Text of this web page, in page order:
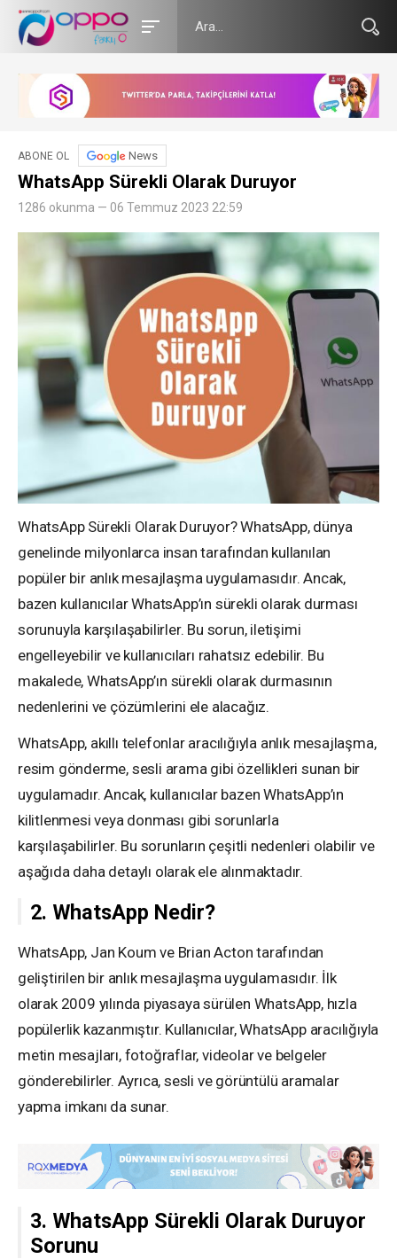
ABONE OL News
WhatsApp Sürekli Olarak Duruyor
1286 okunma — 06 Temmuz 2023 22:59
WhatsApp Sürekli Olarak Duruyor? WhatsApp, dünya
genelinde milyonlarca insan tarafından kullanılan
popüler bir anlık mesajlaşma uygulamasıdır. Ancak,
bazen kullanıcılar WhatsApp’ın sürekli olarak durması
sorunuyla karşılaşabilirler. Bu sorun, iletişimi
engelleyebilir ve kullanıcıları rahatsız edebilir. Bu
makalede, WhatsApp’ın sürekli olarak durmasının
nedenlerini ve çözümlerini ele alacağız.
WhatsApp, akıllı telefonlar aracılığıyla anlık mesajlaşma,
resim gönderme, sesli arama gibi özellikleri sunan bir
uygulamadır. Ancak, kullanıcılar bazen WhatsApp’ın
kilitlenmesi veya donması gibi sorunlarla
karşılaşabilirler. Bu sorunların çeşitli nedenleri olabilir ve
aşağıda daha detaylı olarak ele alınmaktadır.
2. WhatsApp Nedir?
WhatsApp, Jan Koum ve Brian Acton tarafından
geliştirilen bir anlık mesajlaşma uygulamasıdır. İlk
olarak 2009 yılında piyasaya sürülen WhatsApp, hızla
popülerlik kazanmıştır. Kullanıcılar, WhatsApp aracılığıyla
metin mesajları, fotoğraflar, videolar ve belgeler
gönderebilirler. Ayrıca, sesli ve görüntülü aramalar
yapma imkanı da sunar.
3. WhatsApp Sürekli Olarak Duruyor
Sorunu